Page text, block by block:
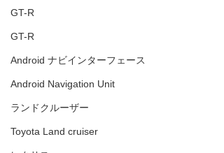
GT-R
GT-R
Android ナビインターフェース
Android Navigation Unit
ランドクルーザー
Toyota Land cruiser